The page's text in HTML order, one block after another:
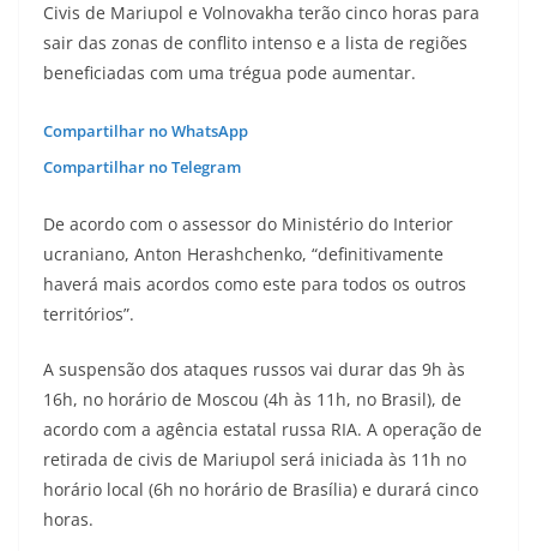
Civis de Mariupol e Volnovakha terão cinco horas para
sair das zonas de conflito intenso e a lista de regiões
beneficiadas com uma trégua pode aumentar.
Compartilhar no WhatsApp
Compartilhar no Telegram
De acordo com o assessor do Ministério do Interior
ucraniano, Anton Herashchenko, “definitivamente
haverá mais acordos como este para todos os outros
territórios”.
A suspensão dos ataques russos vai durar das 9h às
16h, no horário de Moscou (4h às 11h, no Brasil), de
acordo com a agência estatal russa RIA. A operação de
retirada de civis de Mariupol será iniciada às 11h no
horário local (6h no horário de Brasília) e durará cinco
horas.